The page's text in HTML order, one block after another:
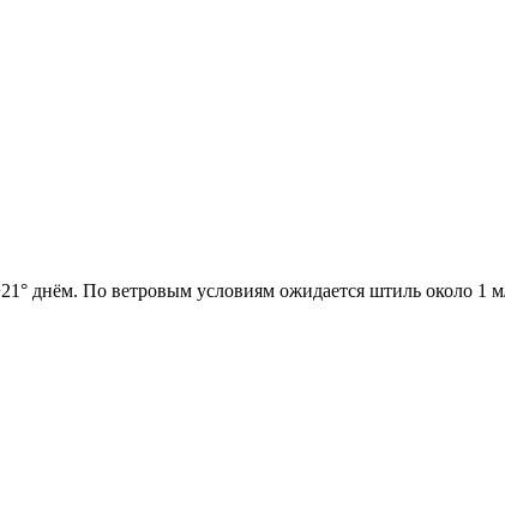
днём. По ветровым условиям ожидается штиль около 1